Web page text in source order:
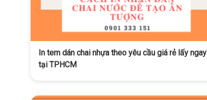
In tem dán chai nhựa theo yêu cầu giá rẻ lấy ngay
tại TPHCM